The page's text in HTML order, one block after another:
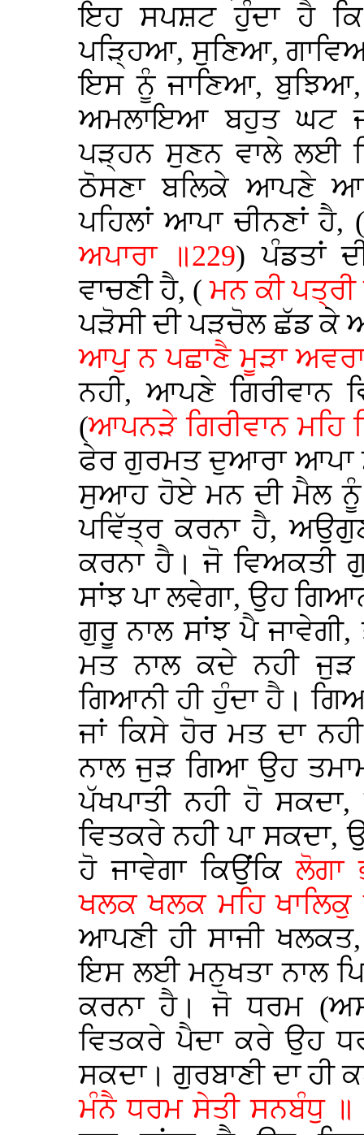
ਇਹ ਸਪਸ਼ਟ ਹੁੰਦਾ ਹੈ
ਪੜ੍ਹਿਆ, ਸੁਣਿਆ,
ਇਸ ਨੂੰ ਜਾਣਿਆ, ਬੁਝਿਆ,
ਅਮਲਾਇਆ ਬਹੁਤ ਘਟ
ਪੜ੍ਹਨ ਸੁਣਨ ਵਾਲੇ ਲਈ
ਠੋਸਣਾ ਬਲਿਕੇ ਆਪਣੇ
ਪਹਿਲਾਂ ਆਪਾ ਚੀਨਣਾਂ ਹੈ,
ਅਪਾਰਾ ॥229) ਪੰਡਤਾਂ
ਵਾਚਣੀ ਹੈ, (ਮਨ ਕੀ ਪਤ੍ਰੀ
ਪੜੋਸੀ ਦੀ ਪੜਚੋਲ ਛੱਡ ਕੇ
ਆਪੁ ਨ ਪਛਾਣੈ ਮੂੜਾ
ਨਹੀ, ਆਪਣੇ ਗਿਰੀਵਾਨ
(ਆਪਨੜੇ ਗਿਰੀਵਾਨ ਮਹਿ
ਫੇਰ ਗੁਰਮਤ ਦੁਆਰਾ ਆਪਾ
ਸੁਆਹ ਹੋਏ ਮਨ ਦੀ ਮੈਲ ਨੂੰ
ਪਵਿੱਤ੍ਰ ਕਰਨਾ ਹੈ,
ਕਰਨਾ ਹੈ। ਜੋ ਵਿਅਕਤੀ
ਸਾਂਝ ਪਾ ਲਵੇਗਾ, ਉਹ
ਗੁਰੂ ਨਾਲ ਸਾਂਝ ਪੈ
ਮਤ ਨਾਲ ਕਦੇ ਨਹੀ ਜੁੜ
ਗਿਆਨੀ ਹੀ ਹੁੰਦਾ ਹੈ।
ਜਾਂ ਕਿਸੇ ਹੋਰ ਮਤ ਦਾ
ਨਾਲ ਜੁੜ ਗਿਆ ਉਹ
ਪੱਖਪਾਤੀ ਨਹੀ ਹੋ
ਵਿਤਕਰੇ ਨਹੀ ਪਾ ਸਕਦਾ,
ਹੋ ਜਾਵੇਗਾ ਕਿਉਂਕਿਲੋਗਾ
ਖਲਕ ਖਲਕ ਮਹਿ ਖਾਲਿਕੁ
ਆਪਣੀ ਹੀ ਸਾਜੀ
ਇਸ ਲਈ ਮਨੁਖਤਾ ਨਾਲ
ਕਰਨਾ ਹੈ। ਜੋ ਧਰਮ
ਵਿਤਕਰੇ ਪੈਦਾ ਕਰੇ ਉਹ
ਸਕਦਾ। ਗੁਰਬਾਣੀ ਦਾ ਹੀ
ਮੰਨੈ ਧਰਮ ਸੇਤੀ ਸਨਬੰਧੁ ॥